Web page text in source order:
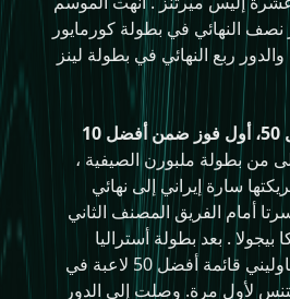
نصف النهائي في بطولة كورمايور
ربع النهائي في بطولة لينز
من بطولة ملبورن الصيفية ،
سارة إيراني إلى نهائي
أمام الفريق المصنف الثاني
. بعد بطولة أستراليا
المفتوحة ، دخلت باوليني قائمة أفضل 50 لاعبة في
لأول مرة. وصلت إلى الدور